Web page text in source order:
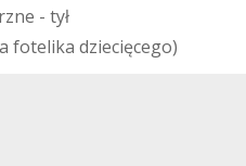
rzne - tył
a fotelika dziecięcego)